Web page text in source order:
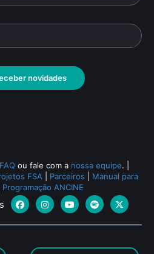
novidades
ou fale com a nossa equipe.
FSA Parceiros
Manual para
Programação ANCINE